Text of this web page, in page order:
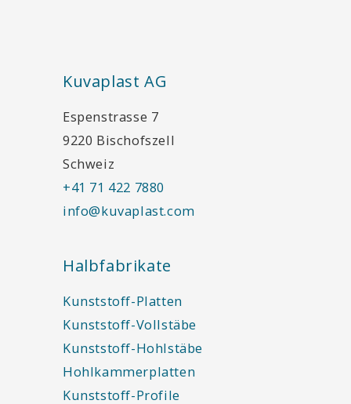
Kuvaplast AG
Espenstrasse 7
9220 Bischofszell
Schweiz
+41 71 422 7880
info@kuvaplast.com
Halbfabrikate
Kunststoff-Platten
Kunststoff-Vollstäbe
Kunststoff-Hohlstäbe
Hohlkammerplatten
Kunststoff-Profile